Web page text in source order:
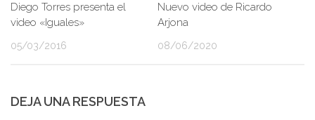
Diego Torres presenta el
video «Iguales»
05/03/2016
Nuevo video de Ricardo
Arjona
08/06/2020
DEJA UNA RESPUESTA